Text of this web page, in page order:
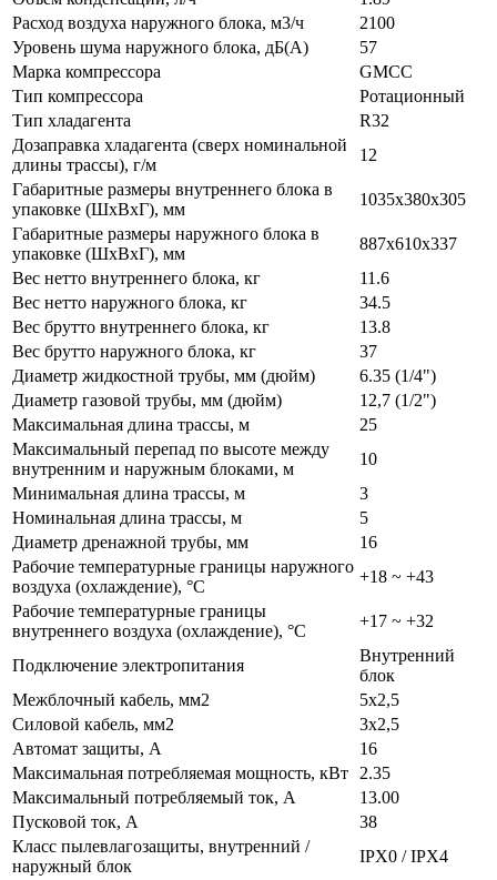
Расход воздуха наружного блока, м3/ч
2100
Уровень шума наружного блока, дБ(А)
57
Марка компрессора
GMCC
Тип компрессора
Ротационный
Тип хладагента
R32
Дозаправка хладагента (сверх номинальной
длины трассы), г/м
12
Габаритные размеры внутреннего блока в
упаковке (ШxВxГ), мм
1035x380x305
Габаритные размеры наружного блока в
упаковке (ШxВxГ), мм
887x610x337
Вес нетто внутреннего блока, кг
11.6
Вес нетто наружного блока, кг
34.5
Вес брутто внутреннего блока, кг
13.8
Вес брутто наружного блока, кг
37
Диаметр жидкостной трубы, мм (дюйм)
6.35 (1/4")
Диаметр газовой трубы, мм (дюйм)
12,7 (1/2")
Максимальная длина трассы, м
25
Максимальный перепад по высоте между
внутренним и наружным блоками, м
10
Минимальная длина трассы, м
3
Номинальная длина трассы, м
5
Диаметр дренажной трубы, мм
16
Рабочие температурные границы наружного
воздуха (охлаждение), °C
+18 ~ +43
Рабочие температурные границы
внутреннего воздуха (охлаждение), °C
+17 ~ +32
Подключение электропитания
Внутренний
блок
Межблочный кабель, мм2
5x2,5
Силовой кабель, мм2
3x2,5
Автомат защиты, А
16
Максимальная потребляемая мощность, кВт
2.35
Максимальный потребляемый ток, А
13.00
Пусковой ток, А
38
Класс пылевлагозащиты, внутренний /
наружный блок
IPX0 / IPX4